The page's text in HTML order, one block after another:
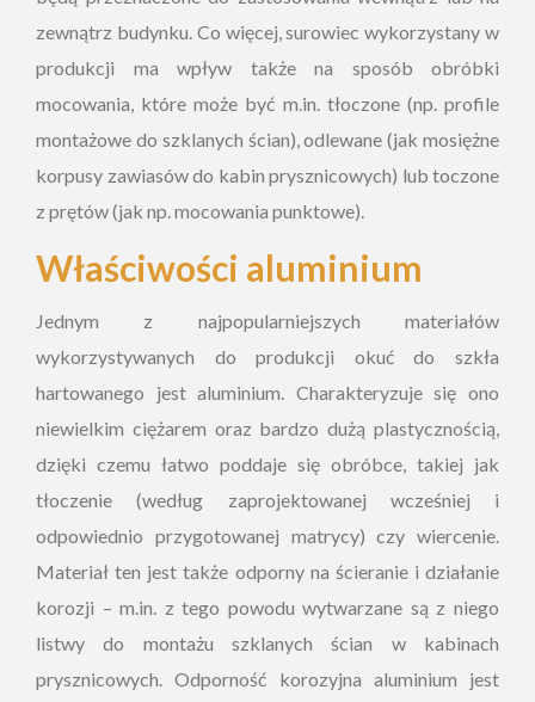
zewnątrz budynku. Co więcej, surowiec wykorzystany w
produkcji ma wpływ także na sposób obróbki
mocowania, które może być m.in. tłoczone (np. profile
montażowe do szklanych ścian), odlewane (jak mosiężne
korpusy zawiasów do kabin prysznicowych) lub toczone
z prętów (jak np. mocowania punktowe).
Właściwości aluminium
Jednym z najpopularniejszych materiałów
wykorzystywanych do produkcji okuć do szkła
hartowanego jest aluminium. Charakteryzuje się ono
niewielkim ciężarem oraz bardzo dużą plastycznością,
dzięki czemu łatwo poddaje się obróbce, takiej jak
tłoczenie (według zaprojektowanej wcześniej i
odpowiednio przygotowanej matrycy) czy wiercenie.
Materiał ten jest także odporny na ścieranie i działanie
korozji – m.in. z tego powodu wytwarzane są z niego
listwy do montażu szklanych ścian w kabinach
prysznicowych. Odporność korozyjna aluminium jest